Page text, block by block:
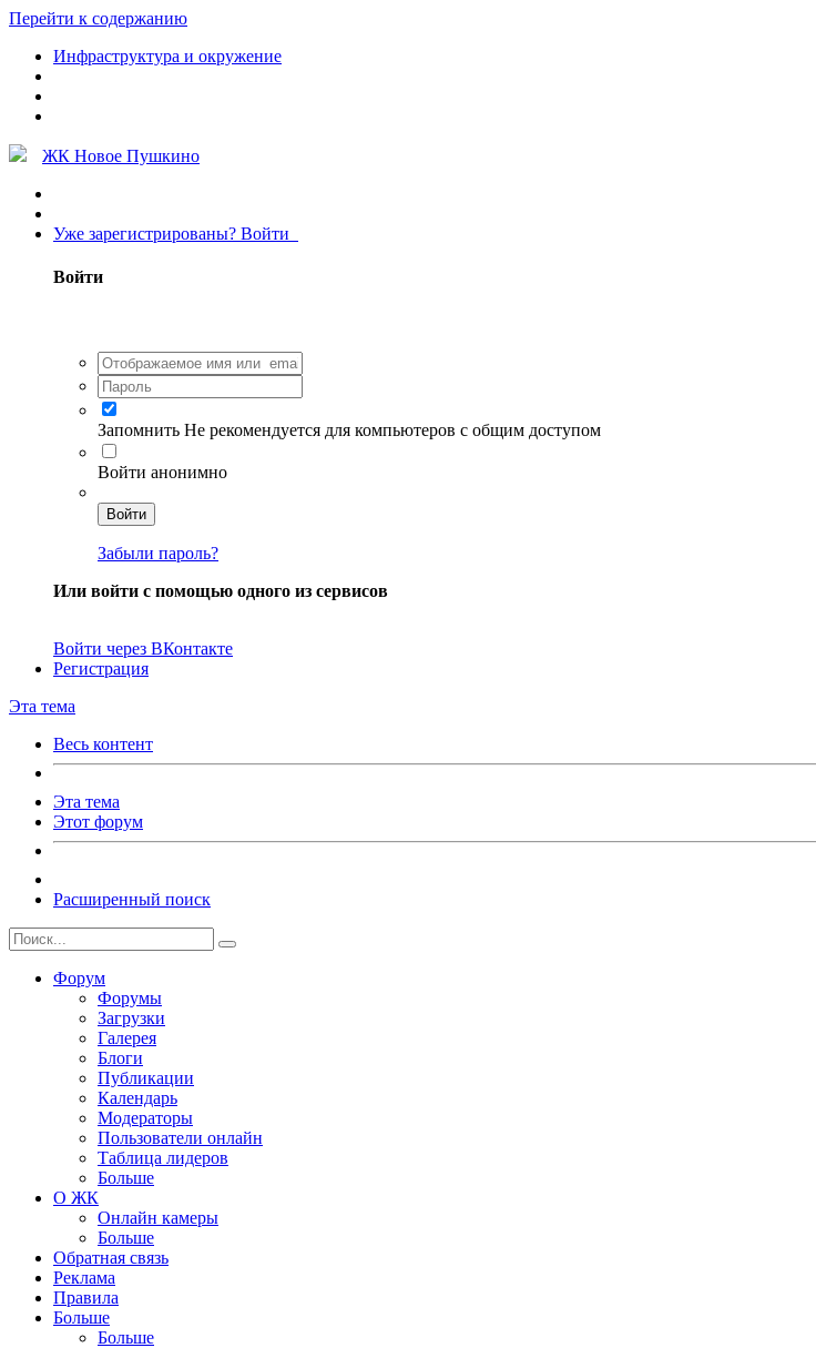
Перейти к содержанию
Инфраструктура и окружение
ЖК Новое Пушкино
Уже зарегистрированы? Войти
Войти
Запомнить Не рекомендуется для компьютеров с общим доступом
Войти анонимно
Войти
Забыли пароль?
Или войти с помощью одного из сервисов
Войти через ВКонтакте
Регистрация
Эта тема
Весь контент
Эта тема
Этот форум
Расширенный поиск
Форум
Форумы
Загрузки
Галерея
Блоги
Публикации
Календарь
Модераторы
Пользователи онлайн
Таблица лидеров
Больше
О ЖК
Онлайн камеры
Больше
Обратная связь
Реклама
Правила
Больше
Больше